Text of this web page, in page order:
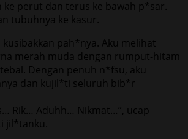
perut dan terus ke bawah p*sar.
tubuhnya ke kasur.
pah*nya. Aku melihat
merah muda dengan rumput-hitam
Dengan penuh n*fsu, aku
dan kujil*ti seluruh bib*r
Rik… Aduhh… Nikmat…”, ucap
jil*tanku.